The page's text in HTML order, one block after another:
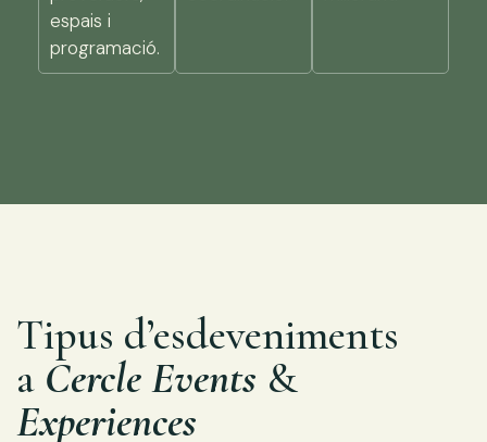
espais i
programació.
Tipus d’esdeveniments
a Cercle Events &
Experiences